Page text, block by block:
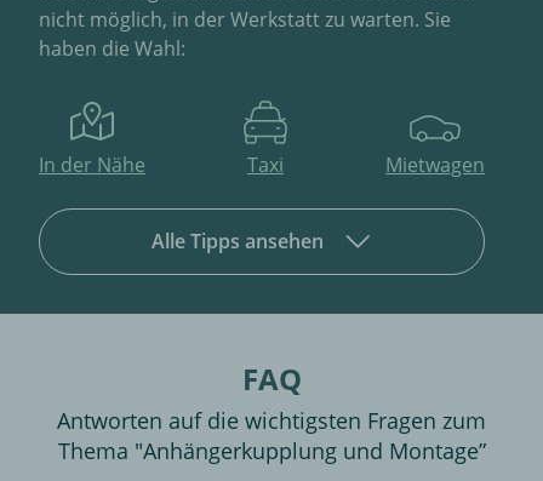
nicht möglich, in der Werkstatt zu warten. Sie
haben die Wahl:
In der Nähe Taxi Mietwagen
Alle Tipps ansehen
FAQ
Antworten auf die wichtigsten Fragen zum
Thema "Anhängerkupplung und Montage”